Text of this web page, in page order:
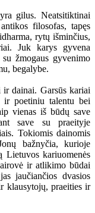
gilus. Neatsitiktinai
filosofas, tapęs
rytų išminčius,
Juk karys gyvena
žmogaus gyvenimo
begalybe.
dainai. Garsūs kariai
ir poetiniu talentu bei
vienas iš būdų save
save su praeityje
Tokiomis dainomis
bažnyčia, kurioje
Lietuvos kariuomenės
ir atlikimo būdai
jaučiančios dvasios
klausytojų, praeities ir